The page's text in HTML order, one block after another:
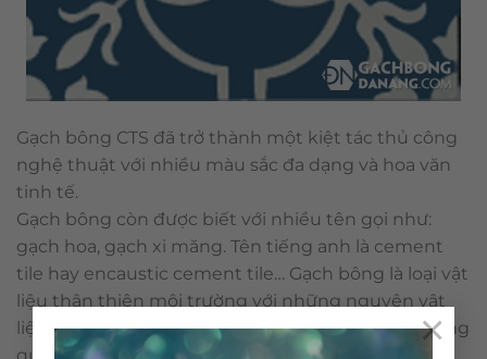
×
Gạch bông CTS đã trở thành một kiệt tác thủ công
nghệ thuật với nhiều màu sắc đa dạng và hoa văn
tinh tế.
Gạch bông còn được biết với nhiều tên gọi như:
gạch hoa, gạch xi măng. Tên tiếng anh là cement
tile hay encaustic cement tile… Gạch bông là loại vật
liệu thân thiện môi trường với những nguyên vật
liệu tự nhiên và không sử dụng nhiên liệu đốt trong